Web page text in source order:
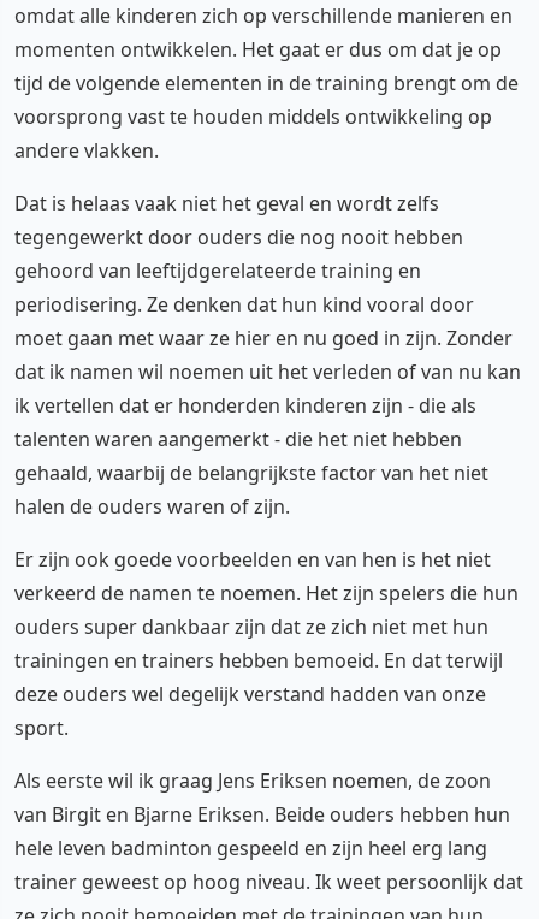
omdat alle kinderen zich op verschillende manieren en
momenten ontwikkelen. Het gaat er dus om dat je op
tijd de volgende elementen in de training brengt om de
voorsprong vast te houden middels ontwikkeling op
andere vlakken.
Dat is helaas vaak niet het geval en wordt zelfs
tegengewerkt door ouders die nog nooit hebben
gehoord van leeftijdgerelateerde training en
periodisering. Ze denken dat hun kind vooral door
moet gaan met waar ze hier en nu goed in zijn. Zonder
dat ik namen wil noemen uit het verleden of van nu kan
ik vertellen dat er honderden kinderen zijn - die als
talenten waren aangemerkt - die het niet hebben
gehaald, waarbij de belangrijkste factor van het niet
halen de ouders waren of zijn.
Er zijn ook goede voorbeelden en van hen is het niet
verkeerd de namen te noemen. Het zijn spelers die hun
ouders super dankbaar zijn dat ze zich niet met hun
trainingen en trainers hebben bemoeid. En dat terwijl
deze ouders wel degelijk verstand hadden van onze
sport.
Als eerste wil ik graag Jens Eriksen noemen, de zoon
van Birgit en Bjarne Eriksen. Beide ouders hebben hun
hele leven badminton gespeeld en zijn heel erg lang
trainer geweest op hoog niveau. Ik weet persoonlijk dat